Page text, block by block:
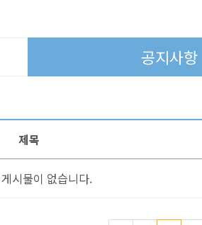
공지사항
제목
시물이 없습니다.